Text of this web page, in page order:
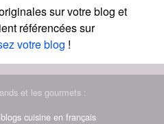
sur votre blog et
référencées sur
votre blog !
et les gourmets :
cuisine en français